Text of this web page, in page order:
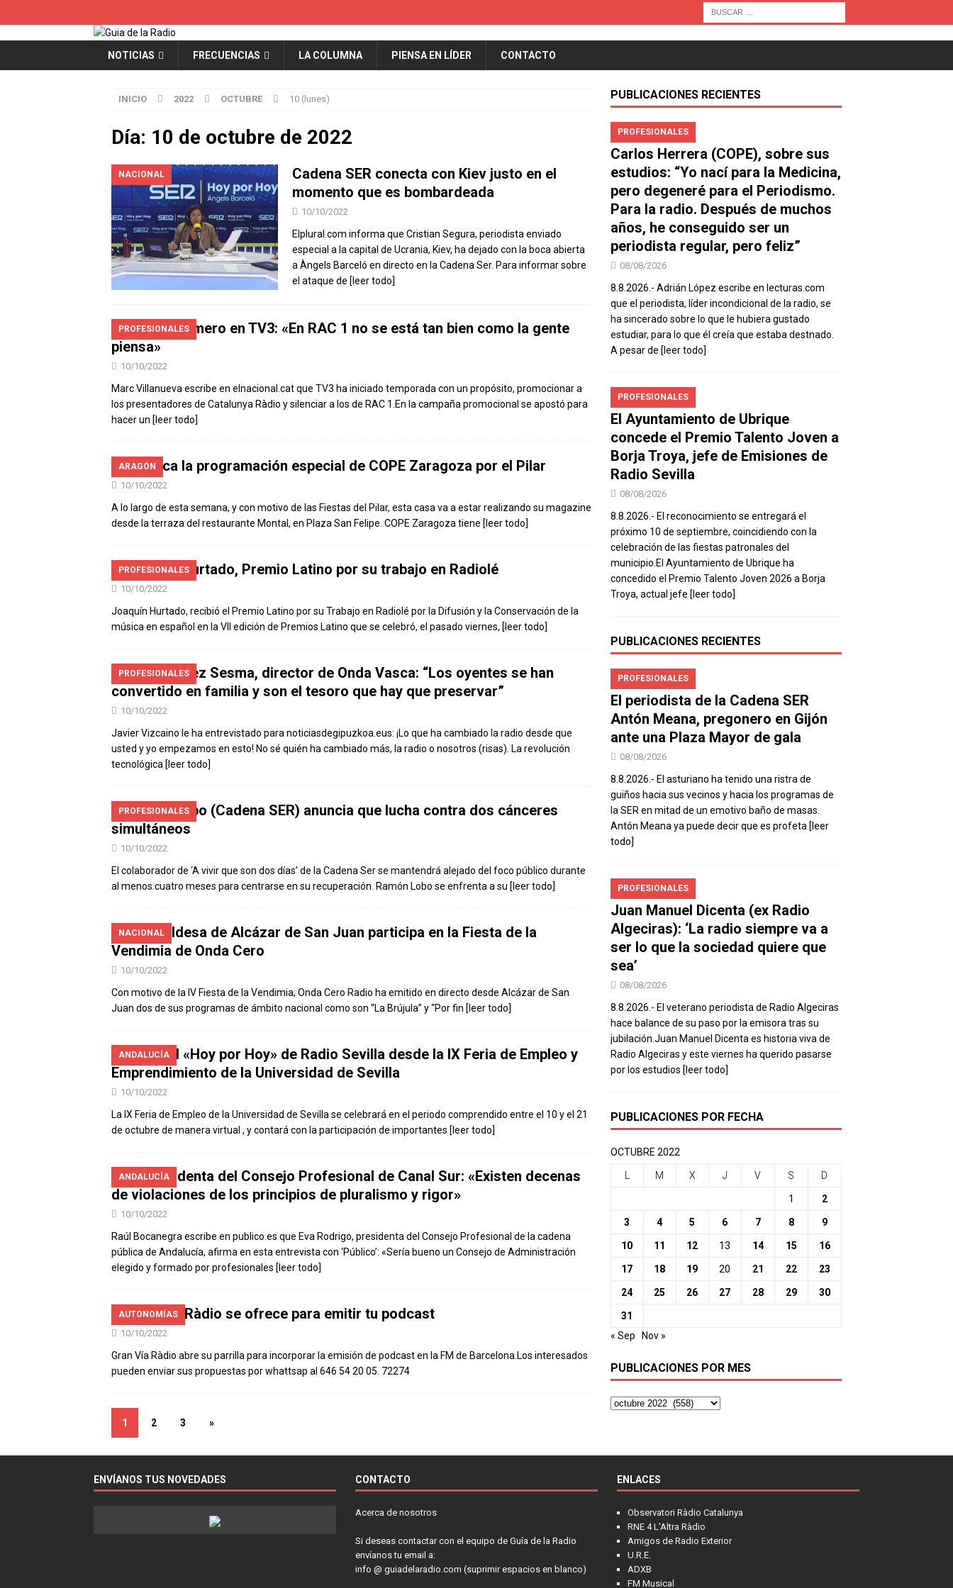
NOTICIAS FRECUENCIAS LA COLUMNA PIENSA EN LÍDER CONTACTO
INICIO 2022 OCTUBRE 10 (lunes)
Día: 10 de octubre de 2022
NACIONAL
Cadena SER conecta con Kiev justo en el
momento que es bombardeada
10/10/2022
Elplural.com informa que Cristian Segura, periodista enviado
especial a la capital de Ucrania, Kiev, ha dejado con la boca abierta
a Àngels Barceló en directo en la Cadena Ser. Para informar sobre
el ataque de [leer todo]
PROFESIONALES
Gerard Romero en TV3: «En RAC 1 no se está tan bien como la gente
piensa»
10/10/2022
Marc Villanueva escribe en elnacional.cat que TV3 ha iniciado temporada con un propósito, promocionar a
los presentadores de Catalunya Ràdio y silenciar a los de RAC 1.En la campaña promocional se apostó para
hacer un [leer todo]
ARAGÓN
Arranca la programación especial de COPE Zaragoza por el Pilar
10/10/2022
A lo largo de esta semana, y con motivo de las Fiestas del Pilar, esta casa va a estar realizando su magazine
desde la terraza del restaurante Montal, en Plaza San Felipe. COPE Zaragoza tiene [leer todo]
PROFESIONALES
Joaquín Hurtado, Premio Latino por su trabajo en Radiolé
10/10/2022
Joaquín Hurtado, recibió el Premio Latino por su Trabajo en Radiolé por la Difusión y la Conservación de la
música en español en la VII edición de Premios Latino que se celebró, el pasado viernes, [leer todo]
PROFESIONALES
Ángel López Sesma, director de Onda Vasca: “Los oyentes se han
convertido en familia y son el tesoro que hay que preservar”
10/10/2022
Javier Vizcaino le ha entrevistado para noticiasdegipuzkoa.eus: ¡Lo que ha cambiado la radio desde que
usted y yo empezamos en esto! No sé quién ha cambiado más, la radio o nosotros (risas). La revolución
tecnológica [leer todo]
PROFESIONALES
Ramón Lobo (Cadena SER) anuncia que lucha contra dos cánceres
simultáneos
10/10/2022
El colaborador de ‘A vivir que son dos días’ de la Cadena Ser se mantendrá alejado del foco público durante
al menos cuatro meses para centrarse en su recuperación. Ramón Lobo se enfrenta a su [leer todo]
NACIONAL
La alcaldesa de Alcázar de San Juan participa en la Fiesta de la
Vendimia de Onda Cero
10/10/2022
Con motivo de la IV Fiesta de la Vendimia, Onda Cero Radio ha emitido en directo desde Alcázar de San
Juan dos de sus programas de ámbito nacional como son “La Brújula” y “Por fin [leer todo]
ANDALUCÍA
Especial «Hoy por Hoy» de Radio Sevilla desde la IX Feria de Empleo y
Emprendimiento de la Universidad de Sevilla
10/10/2022
La IX Feria de Empleo de la Universidad de Sevilla se celebrará en el periodo comprendido entre el 10 y el 21
de octubre de manera virtual , y contará con la participación de importantes [leer todo]
ANDALUCÍA
La presidenta del Consejo Profesional de Canal Sur: «Existen decenas
de violaciones de los principios de pluralismo y rigor»
10/10/2022
Raúl Bocanegra escribe en publico.es que Eva Rodrigo, presidenta del Consejo Profesional de la cadena
pública de Andalucía, afirma en esta entrevista con ‘Público’: «Sería bueno un Consejo de Administración
elegido y formado por profesionales [leer todo]
AUTONOMÍAS
Gran Vía Ràdio se ofrece para emitir tu podcast
10/10/2022
Gran Vía Ràdio abre su parrilla para incorporar la emisión de podcast en la FM de Barcelona.Los interesados
pueden enviar sus propuestas por whattsap al 646 54 20 05. 72274
1 2 3 »
PUBLICACIONES RECIENTES
PROFESIONALES
Carlos Herrera (COPE), sobre sus
estudios: “Yo nací para la Medicina,
pero degeneré para el Periodismo.
Para la radio. Después de muchos
años, he conseguido ser un
periodista regular, pero feliz”
08/08/2026
8.8.2026.- Adrián López escribe en lecturas.com
que el periodista, líder incondicional de la radio, se
ha sincerado sobre lo que le hubiera gustado
estudiar, para lo que él creía que estaba destnado.
A pesar de [leer todo]
PROFESIONALES
El Ayuntamiento de Ubrique
concede el Premio Talento Joven a
Borja Troya, jefe de Emisiones de
Radio Sevilla
08/08/2026
8.8.2026.- El reconocimiento se entregará el
próximo 10 de septiembre, coincidiendo con la
celebración de las fiestas patronales del
municipio.El Ayuntamiento de Ubrique ha
concedido el Premio Talento Joven 2026 a Borja
Troya, actual jefe [leer todo]
PUBLICACIONES RECIENTES
PROFESIONALES
El periodista de la Cadena SER
Antón Meana, pregonero en Gijón
ante una Plaza Mayor de gala
08/08/2026
8.8.2026.- El asturiano ha tenido una ristra de
guiños hacia sus vecinos y hacia los programas de
la SER en mitad de un emotivo baño de masas.
Antón Meana ya puede decir que es profeta [leer
todo]
PROFESIONALES
Juan Manuel Dicenta (ex Radio
Algeciras): ‘La radio siempre va a
ser lo que la sociedad quiere que
sea’
08/08/2026
8.8.2026.- El veterano periodista de Radio Algeciras
hace balance de su paso por la emisora tras su
jubilación.Juan Manuel Dicenta es historia viva de
Radio Algeciras y este viernes ha querido pasarse
por los estudios [leer todo]
PUBLICACIONES POR FECHA
OCTUBRE 2022
M X J V S D
1 2
3 4 5 6 7 8 9
10 11 12 13 14 15 16
17 18 19 20 21 22 23
24 25 26 27 28 29 30
31
« Sep
Nov »
PUBLICACIONES POR MES
ENVÍANOS TUS NOVEDADES CONTACTO
Acerca de nosotros
Si deseas contactar con el equipo de Guía de la Radio
envíanos tu email a:
info @ guiadelaradio.com (suprimir espacios en blanco)
ENLACES
Observatori Ràdio Catalunya
RNE 4 L'Altra Ràdio
Amigos de Radio Exterior
U.R.E.
ADXB
FM Musical